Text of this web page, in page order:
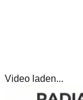
Video laden...